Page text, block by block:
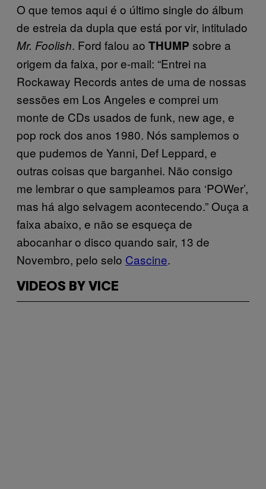
O que temos aqui é o último single do álbum
de estreia da dupla que está por vir, intitulado
Mr. Foolish. Ford falou ao THUMP sobre a
origem da faixa, por e-mail: “Entrei na
Rockaway Records antes de uma de nossas
sessões em Los Angeles e comprei um
monte de CDs usados de funk, new age, e
pop rock dos anos 1980. Nós samplemos o
que pudemos de Yanni, Def Leppard, e
outras coisas que barganhei. Não consigo
me lembrar o que sampleamos para ‘POWer’,
mas há algo selvagem acontecendo.” Ouça a
faixa abaixo, e não se esqueça de
abocanhar o disco quando sair, 13 de
Novembro, pelo selo Cascine.
VIDEOS BY VICE